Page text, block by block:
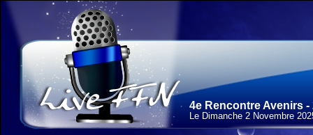
4e Rencontre Avenirs -
Le Dimanche 2 Novembre